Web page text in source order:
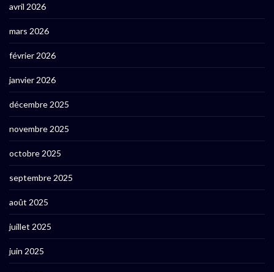
avril 2026
mars 2026
février 2026
janvier 2026
décembre 2025
novembre 2025
octobre 2025
septembre 2025
août 2025
juillet 2025
juin 2025